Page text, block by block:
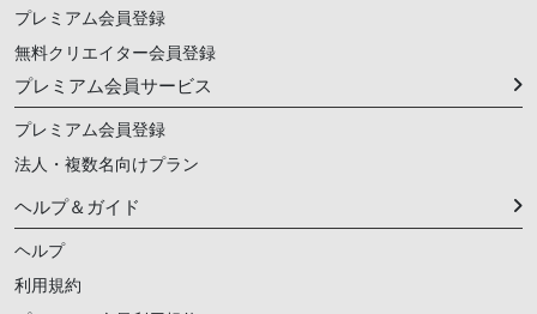
プレミアム会員登録
無料クリエイター会員登録
プレミアム会員サービス
プレミアム会員登録
法人・複数名向けプラン
ヘルプ＆ガイド
ヘルプ
利用規約